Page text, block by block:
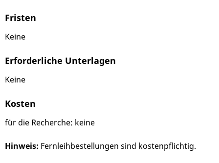
Fristen
Keine
Erforderliche Unterlagen
Keine
Kosten
für die Recherche: keine
Hinweis: Fernleihbestellungen sind kostenpflichtig.